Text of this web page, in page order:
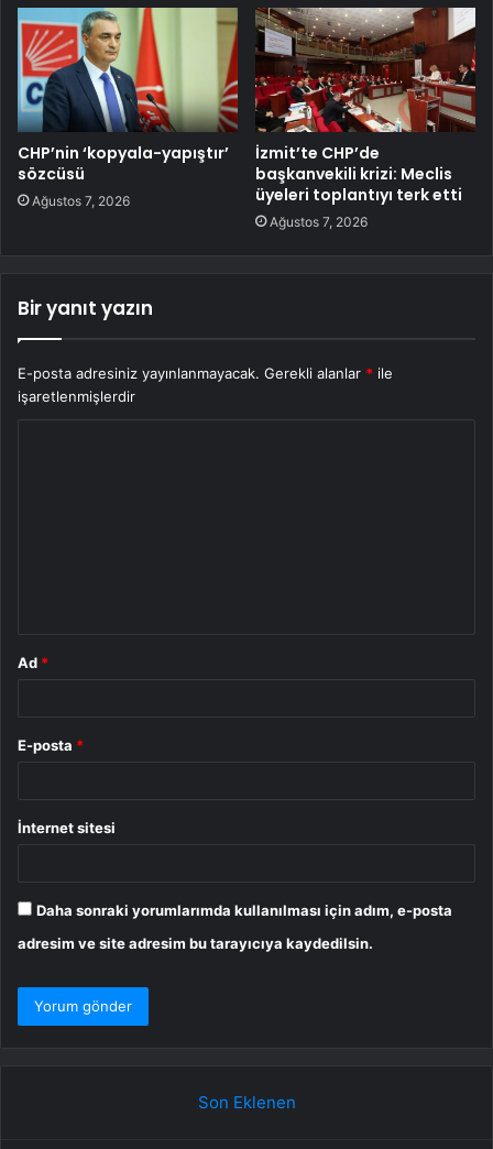
CHP’nin ‘kopyala-yapıştır’
sözcüsü
Ağustos 7, 2026
İzmit’te CHP’de
başkanvekili krizi: Meclis
üyeleri toplantıyı terk etti
Ağustos 7, 2026
Bir yanıt yazın
E-posta adresiniz yayınlanmayacak. Gerekli alanlar * ile
işaretlenmişlerdir
Ad *
E-posta *
İnternet sitesi
Daha sonraki yorumlarımda kullanılması için adım, e-posta
adresim ve site adresim bu tarayıcıya kaydedilsin.
Son Eklenen